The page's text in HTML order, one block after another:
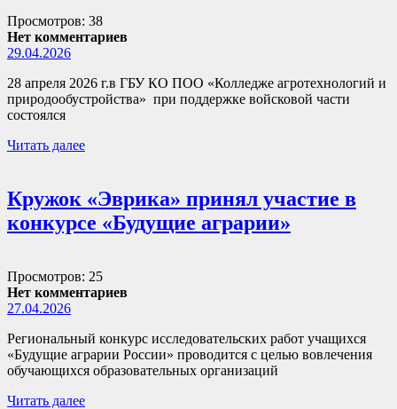
Просмотров: 38
Нет комментариев
29.04.2026
28 апреля 2026 г.в ГБУ КО ПОО «Колледже агротехнологий и
природообустройства» при поддержке войсковой части
состоялся
Читать далее
Кружок «Эврика» принял участие в
конкурсе «Будущие аграрии»
Просмотров: 25
Нет комментариев
27.04.2026
Региональный конкурс исследовательских работ учащихся
«Будущие аграрии России» проводится с целью вовлечения
обучающихся образовательных организаций
Читать далее